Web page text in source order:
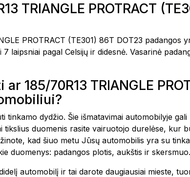
TRIANGLE PROTRACT
PROTRACT (TE301) 86T DOT23
7 laipsniai pagal Celsijų ir didesnė. Vasarinė
185/70R13 TRIANGLE
tinkamo dydžio. Šie išmatavimai automobilyje
tikslius duomenis rasite vairuotojo durelėse, kur
kad šiuo metu Jūsų automobilis yra su
duomenys: padangos plotis, aukštis ir skersmuo.
automobilį ir tai darote daugiausiai mieste,